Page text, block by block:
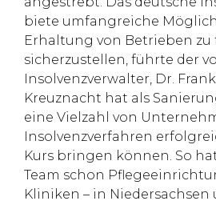
biete umfangreiche
Erhaltung von Betrieben zu
sicherzustellen, führte der
Insolvenzverwalter, Dr.
Kreuznacht hat als
eine Vielzahl von
Insolvenzverfahren
Kurs bringen können. So
Team schon
Kliniken – in Niedersachsen